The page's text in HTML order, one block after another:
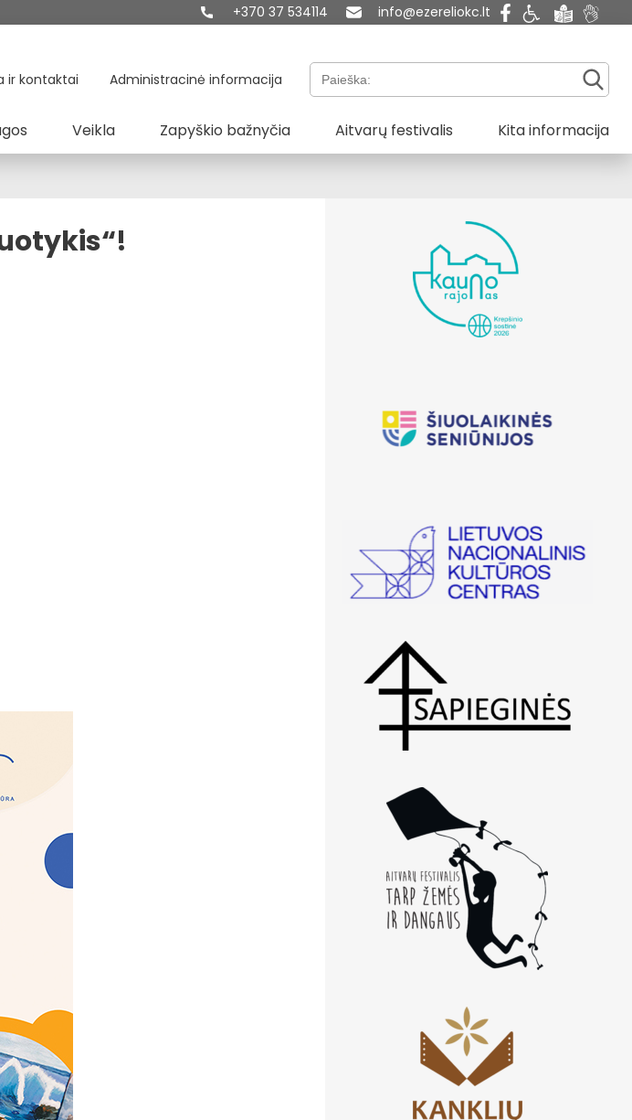
+370 37 534114 info@ezereliokc.lt
ir kontaktai Administracinė informacija Paieška:
Veikla Zapyškio bažnyčia Aitvarų festivalis Kita informacija